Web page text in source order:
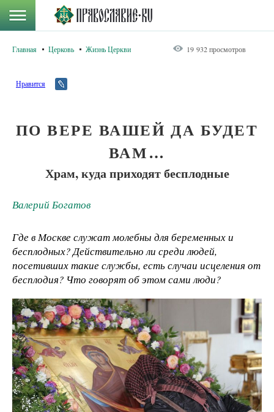
Главная Церковь Жизнь Церкви 19 932 просмотров
Нравится
ПО ВЕРЕ ВАШЕЙ ДА БУДЕТ
ВАМ…
Храм, куда приходят бесплодные
Валерий Богатов
Где в Москве служат молебны для беременных и
бесплодных? Действительно ли среди людей,
посетивших такие службы, есть случаи исцеления от
бесплодия? Что говорят об этом сами люди?